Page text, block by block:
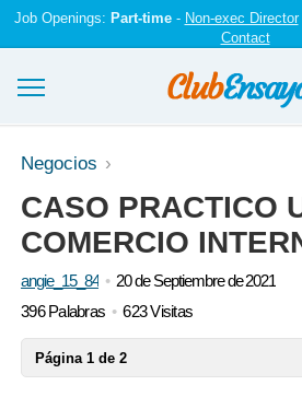
Job Openings: Part-time- Non-exec Director
Contact
Ensayos y trabajos
Registrarse
Iniciar sesión
Negocios
CASO PRACTICO
COMERCIO
angie_15_84
20 de Septiembre de 2021
396 Palabras
623 Visitas
Página 1 de 2